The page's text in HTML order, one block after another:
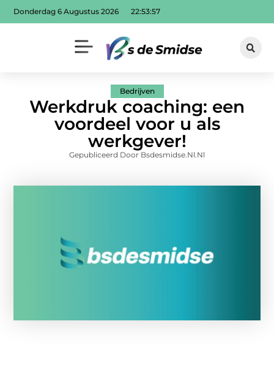
Donderdag 6 Augustus 2026 22:53:58
Bedrijven
Werkdruk coaching: een
voordeel voor u als
werkgever!
Gepubliceerd Door Bsdesmidse.nl.nl